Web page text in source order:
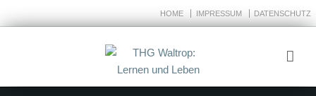
HOME IMPRESSUM DATENSCHUTZ